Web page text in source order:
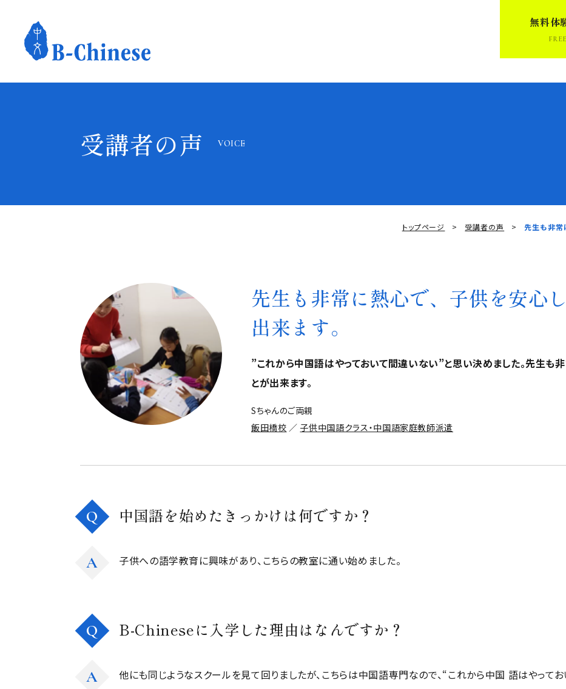
無料体
受講者の声 VOICE
トップページ 受講者の声 先生も非常
先生も非常に熱心で、子供を安心
出来ます。
”これから中国語はやっておいて間違いない”と思い決めました。先生も
とが出来ます。
Sちゃんのご両親
飯田橋校 ／ 子供中国語クラス・中国語家庭教師派遣
Q 中国語を始めたきっかけは何ですか？
A 子供への語学教育に興味があり、こちらの教室に通い始めました。
Q B-Chineseに入学した理由はなんですか？
A 他にも同じようなスクールを見て回りましたが、こちらは中国語専門なので、“これから中国 語はやって